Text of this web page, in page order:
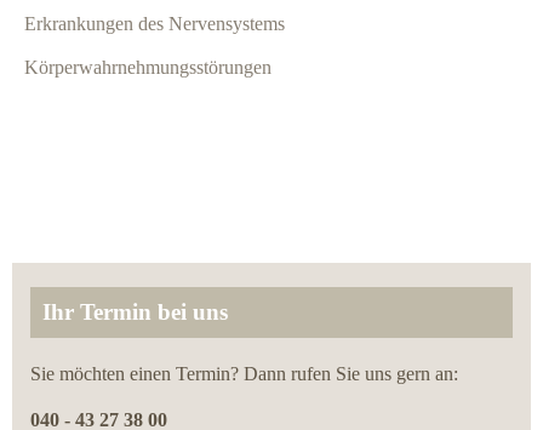
Erkrankungen des Nervensystems
Körperwahrnehmungsstörungen
Ihr Termin bei uns
Sie möchten einen Termin? Dann rufen Sie uns gern an:
040 - 43 27 38 00